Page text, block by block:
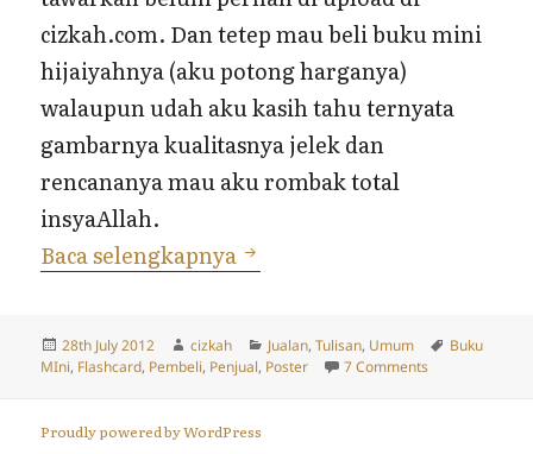
cizkah.com. Dan tetep mau beli buku mini
hijaiyahnya (aku potong harganya)
walaupun udah aku kasih tahu ternyata
gambarnya kualitasnya jelek dan
rencananya mau aku rombak total
insyaAllah.
Baca selengkapnya Pembeli Pertama
Posted
on
28th July 2012 Author
cizkah Categories
Jualan,Tulisan, Umum Tags
Buku
MIni, Flashcard, Pembeli, Penjual, Poster 7 Commentson Pembeli
Proudly powered by WordPress